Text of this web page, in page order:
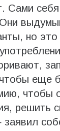
Сами себя
Они
но это
еще
чтобы
решить